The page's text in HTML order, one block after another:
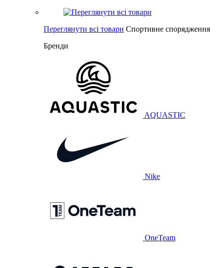
Переглянути всі товари Спортивне спорядження
Бренди
AQUASTIC
Nike
OneTeam